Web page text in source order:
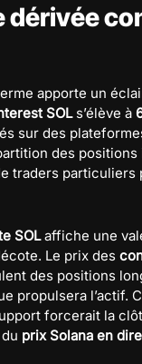
dérivée
apporte un
SOLs’élève à
sur des
des positions
traders particuliers
SOLaffiche une
Le prix des
des positions
propulsera l’actif.
forcerait la
prix Solana en